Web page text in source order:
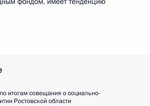
итогам совещания о социально-
Ростовской области